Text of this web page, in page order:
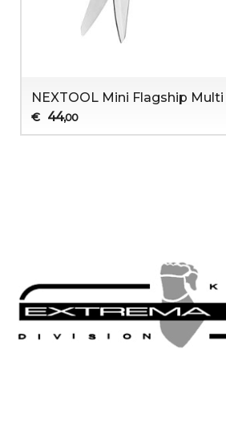
NEXTOOL Mini Flagship Multi
€ 44,00